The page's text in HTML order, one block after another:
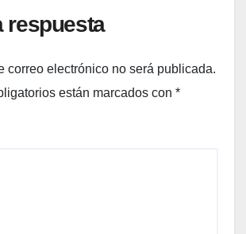
respuesta
correo electrónico no será publicada.
están marcados con *